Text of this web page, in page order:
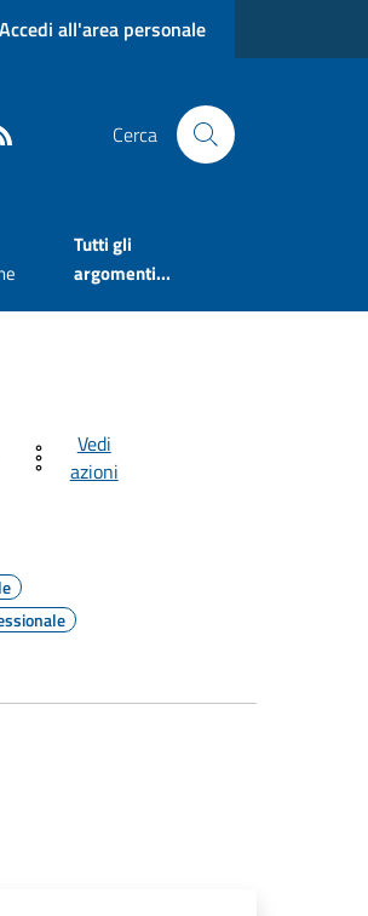
Accedi all'area personale
Cerca
Tutti gli
argomenti...
Vedi
azioni